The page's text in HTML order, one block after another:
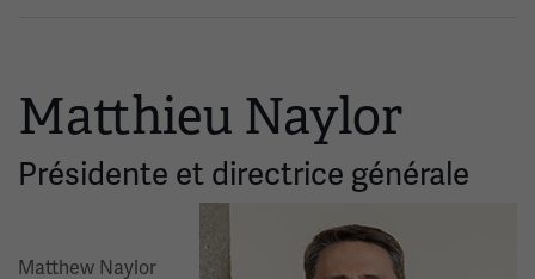
Matthieu Naylor
Présidente et directrice générale
Matthew Naylor